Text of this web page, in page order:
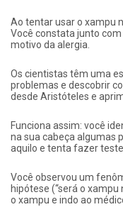
Ao tentar usar o xampu
Você constata junto
motivo da alergia.
Os cientistas têm uma
problemas e descobrir
desde Aristóteles e
Funciona assim: você
na sua cabeça algumas
aquilo e tenta fazer
Você observou um
hipótese (“será o
o xampu e indo ao